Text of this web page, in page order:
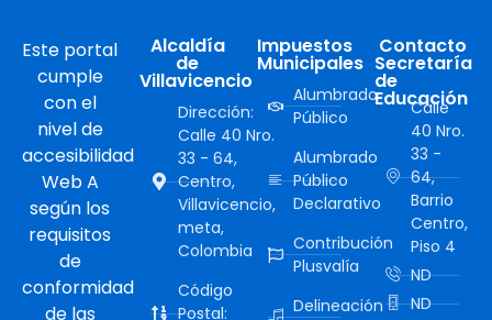
Este portal
cumple
con el
nivel de
accesibilidad
Web A
según los
requisitos
de
conformidad
de las
Alcaldía
de
Villavicencio
Dirección:
Calle 40 Nro.
33 - 64,
Centro,
Villavicencio,
meta,
Colombia
Código
Postal:
Impuestos
Municipales
Alumbrado
Público
Alumbrado
Público
Declarativo
Contribución
Plusvalía
Delineación
Contacto
Secretaría
de
Educación
Calle
40 Nro.
33 -
64,
Barrio
Centro,
Piso 4
ND
ND